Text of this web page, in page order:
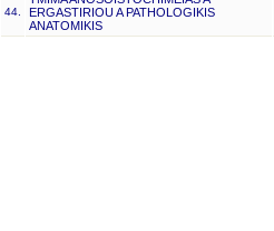
44.
ERGASTIRIOU A PATHOLOGIKIS
ANATOMIKIS